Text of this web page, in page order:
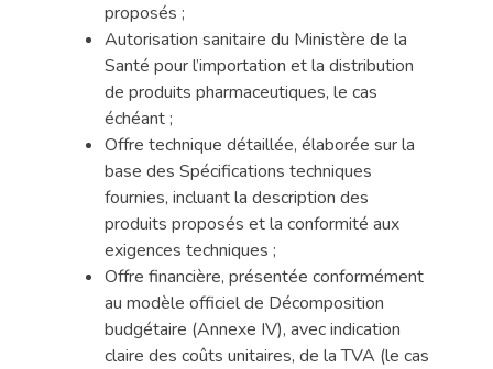
proposés ;
Autorisation sanitaire du Ministère de la
Santé pour l’importation et la distribution
de produits pharmaceutiques, le cas
échéant ;
Offre technique détaillée, élaborée sur la
base des Spécifications techniques
fournies, incluant la description des
produits proposés et la conformité aux
exigences techniques ;
Offre financière, présentée conformément
au modèle officiel de Décomposition
budgétaire (Annexe IV), avec indication
claire des coûts unitaires, de la TVA (le cas